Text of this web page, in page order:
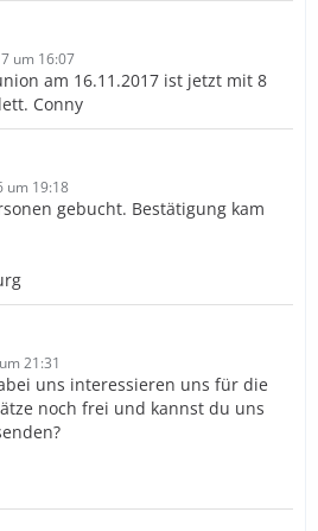
um 16:07
am 16.11.2017 ist jetzt mit 8
Conny
um 19:18
gebucht. Bestätigung kam
21:31
uns interessieren uns für die
noch frei und kannst du uns